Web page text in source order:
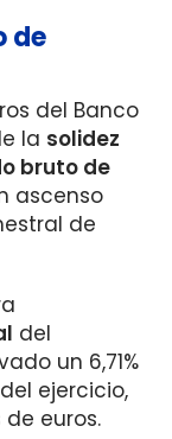
de
del Banco
la solidez
bruto de
ascenso
de
del
un 6,71%
ejercicio,
euros.